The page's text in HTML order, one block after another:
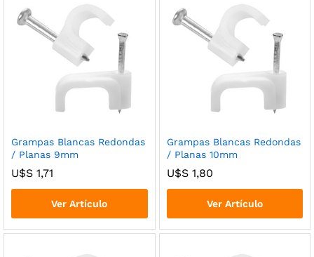
Grampas Blancas Redondas
/ Planas 9mm
U$S 1,71
Ver Artículo
Grampas Blancas Redondas
/ Planas 10mm
U$S1,80
Ver Artículo